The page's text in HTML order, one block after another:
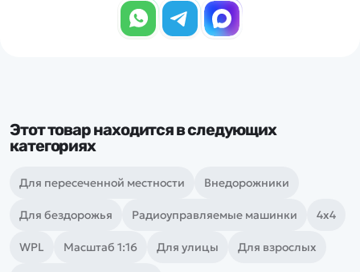
Этот товар находится в следующих
категориях
Для пересеченной местности Внедорожники
Для бездорожья Радиоуправляемые машинки 4х4
WPL Масштаб 1:16 Для улицы Для взрослых